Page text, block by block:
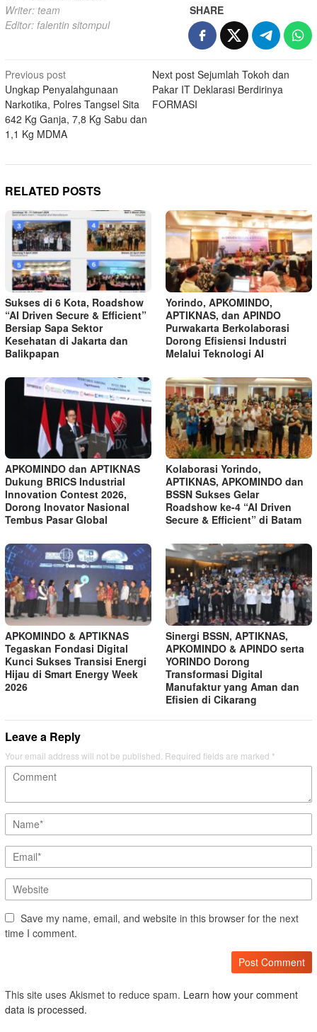
Writer: team
Editor: falentin sitompul
SHARE
Post
navigation
Previous post
Ungkap Penyalahgunaan
Narkotika, Polres Tangsel Sita
642 Kg Ganja, 7,8 Kg Sabu dan
1,1 Kg MDMA
Next post Sejumlah Tokoh dan
Pakar IT Deklarasi Berdirinya
FORMASI
RELATED POSTS
Sukses di 6 Kota, Roadshow
“AI Driven Secure & Efficient”
Bersiap Sapa Sektor
Kesehatan di Jakarta dan
Balikpapan
Yorindo, APKOMINDO,
APTIKNAS, dan APINDO
Purwakarta Berkolaborasi
Dorong Efisiensi Industri
Melalui Teknologi AI
APKOMINDO dan APTIKNAS
Dukung BRICS Industrial
Innovation Contest 2026,
Dorong Inovator Nasional
Tembus Pasar Global
Kolaborasi Yorindo,
APTIKNAS, APKOMINDO dan
BSSN Sukses Gelar
Roadshow ke-4 “AI Driven
Secure & Efficient” di Batam
APKOMINDO & APTIKNAS
Tegaskan Fondasi Digital
Kunci Sukses Transisi Energi
Hijau di Smart Energy Week
2026
Sinergi BSSN, APTIKNAS,
APKOMINDO & APINDO serta
YORINDO Dorong
Transformasi Digital
Manufaktur yang Aman dan
Efisien di Cikarang
Leave a Reply
Your email address will not be published. Required fields are marked *
Save my name, email, and website in this browser for the next
time I comment.
This site uses Akismet to reduce spam. Learn how your comment
data is processed.